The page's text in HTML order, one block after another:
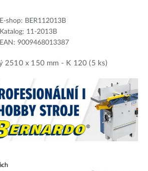
E-shop: BER112013B
Katalog: 11-2013B
EAN: 9009468013387
2510 x 150 mm - K 120 (5 ks)